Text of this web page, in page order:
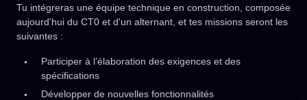
Tu intégreras une équipe technique en construction, composée
aujourd'hui du CT0 et d'un alternant, et tes missions seront les
suivantes :
Participer à l’élaboration des exigences et des
spécifications
Développer de nouvelles fonctionnalités